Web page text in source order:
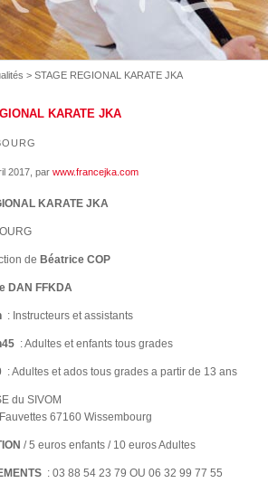
> STAGE REGIONAL KARATE JKA
KARATE JKA
2017 , par www.francejka.com
KARATE JKA
de Béatrice COP
DAN FFKDA
: Instructeurs et assistants
: Adultes et enfants tous grades
: Adultes et ados tous grades a partir de 13 ans
du SIVOM
67160 Wissembourg
/ 5 euros enfants / 10 euros Adultes
: 03 88 54 23 79 OU 06 32 99 77 55